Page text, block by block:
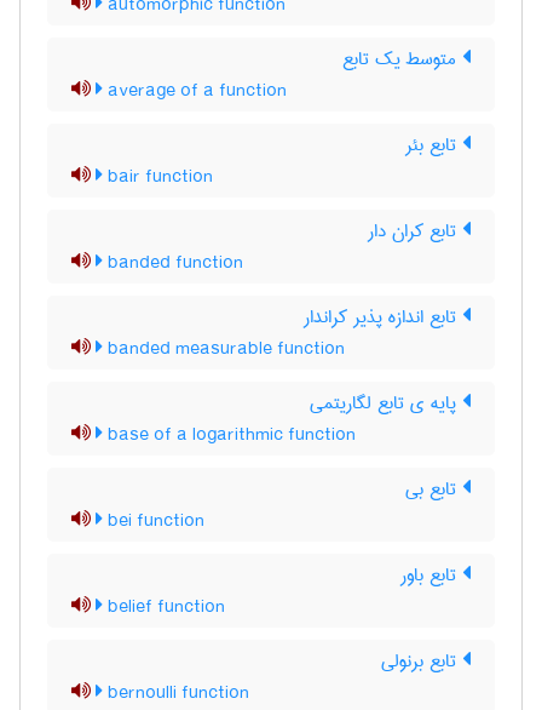
متوسط یک تابع
average of a function
تابع بئر
bair function
تابع کران دار
banded function
تابع اندازه پذیر کراندار
banded measurable function
پایه ی تابع لگاریتمی
base of a logarithmic function
تابع بی
bei function
تابع باور
belief function
تابع برنولی
bernoulli function